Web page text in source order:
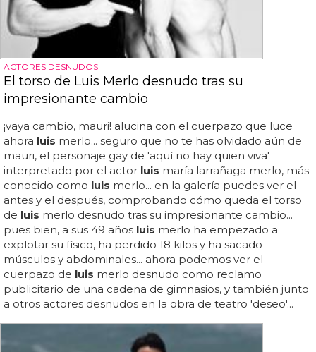
ACTORES DESNUDOS
El torso de Luis Merlo desnudo tras su
impresionante cambio
¡vaya cambio, mauri! alucina con el cuerpazo que luce
ahora luis merlo... seguro que no te has olvidado aún de
mauri, el personaje gay de 'aquí no hay quien viva'
interpretado por el actor luis maría larrañaga merlo, más
conocido como luis merlo... en la galería puedes ver el
antes y el después, comprobando cómo queda el torso
de luis merlo desnudo tras su impresionante cambio...
pues bien, a sus 49 años luis merlo ha empezado a
explotar su físico, ha perdido 18 kilos y ha sacado
músculos y abdominales... ahora podemos ver el
cuerpazo de luis merlo desnudo como reclamo
publicitario de una cadena de gimnasios, y también junto
a otros actores desnudos en la obra de teatro 'deseo'...